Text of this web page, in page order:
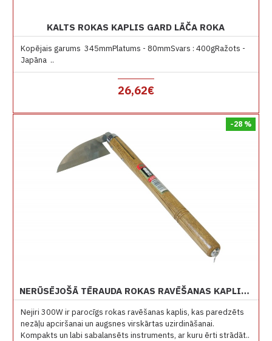
KALTS ROKAS KAPLIS GARD LĀČA ROKA
Kopējais garums 345mmPlatums - 80mmSvars : 400gRažots -
Japāna ..
26,62€
-28 %
NERŪSĒJOŠĀ TĒRAUDA ROKAS RAVĒŠANAS KAPLIS NEJIRI 300W
Nejiri 300W ir parocīgs rokas ravēšanas kaplis, kas paredzēts
nezāļu apciršanai un augsnes virskārtas uzirdināšanai.
Kompakts un labi sabalansēts instruments, ar kuru ērti strādāt..